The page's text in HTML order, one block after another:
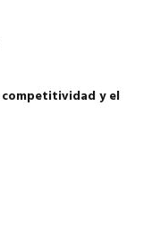
y el